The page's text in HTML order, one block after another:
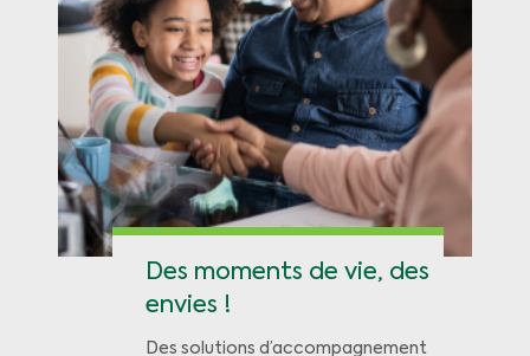
Des moments de vie, des
envies !
Des solutions d’accompagnement